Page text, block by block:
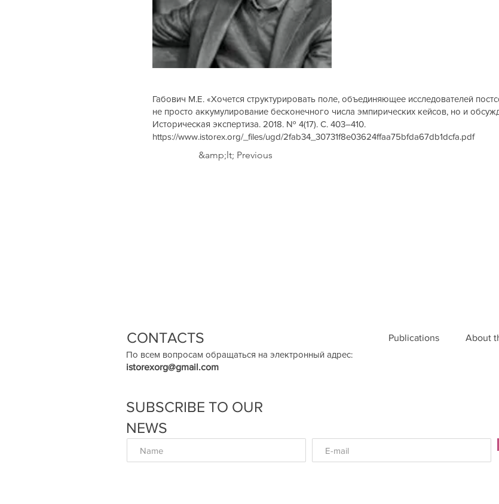
Габович М.Е. «Хочется структурировать поле, объединяющее исследователей
не просто аккумулирование бесконечного числа эмпирических кейсов, но и
Историческая экспертиза. 2018. № 4(17). С. 403–410.
https://www.istorex.org/_files/ugd/2fab34_30731f8e03624ffaa75bfda67db1dcfa.pdf
&amp;lt; Previous
CONTACTS Publications About
По всем вопросам обращаться на электронный адрес:
istorexorg@gmail.com
SUBSCRIBE TO OUR
NEWS